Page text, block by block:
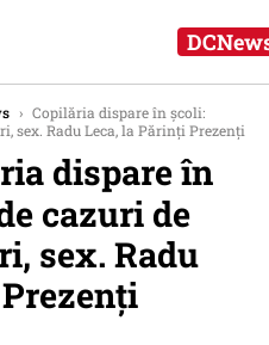
› Copilăria dispare în școli:
sex. Radu Leca, la Părinți Prezenți
dispare în
cazuri de
sex. Radu